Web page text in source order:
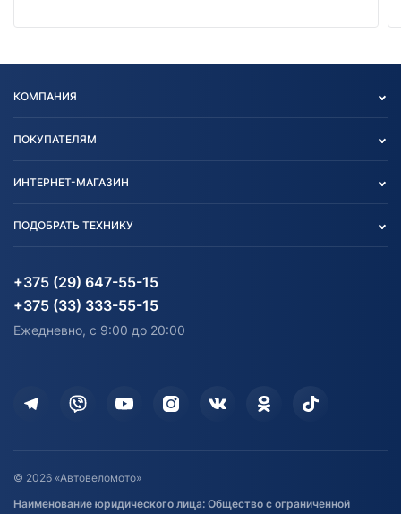
КОМПАНИЯ
Блог
Карта сайта
ПОКУПАТЕЛЯМ
Согласие на обработку
Информация до получения
согласия на обработку
Доставка
Дополнительные услуги
Оставить отзыв
Договор публичной оферты
ИНТЕРНЕТ-МАГАЗИН
Агротехника
Водный транспорт
Электротранспорт
Здоровье
ПОДОБРАТЬ ТЕХНИКУ
Агротехника
Электротранспорт
+375 (29) 647-55-15
+375 (33) 333-55-15
Ежедневно, с 9:00 до 20:00
© 2026 «Автовеломото»
Наименование юридического лица: Общество с ограниченной